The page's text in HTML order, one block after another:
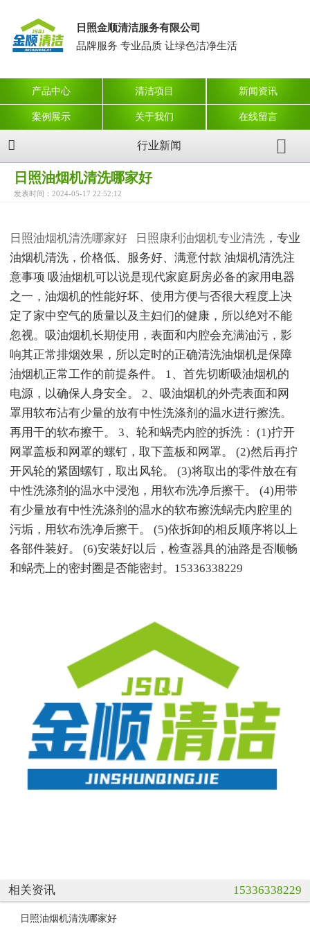
日照金顺清洁服务有限公司
品牌服务 专业品质 让绿色洁净生活
产品中心 清洁项目 新闻资讯
案例展示 关于我们 在线留言
行业新闻
日照油烟机清洗哪家好
发表时间：2024-05-17 22:52:12
日照油烟机清洗哪家好 日照康利油烟机专业清洗 ，专业
油烟机清洗，价格低、服务好、满意付款 油烟机清洗注
意事项 吸油烟机可以说是现代家庭厨房必备的家用电器
之一，油烟机的性能好坏、使用方便与否很大程度上决
定了家中空气的质量以及主妇们的健康，所以绝对不能
忽视。吸油烟机长期使用，表面和内腔会充满油污，影
响其正常排烟效果，所以定时的正确清洗油烟机是保障
油烟机正常工作的前提条件。 1、首先切断吸油烟机的
电源，以确保人身安全。 2、吸油烟机的外壳表面和网
罩用软布沾有少量的放有中性洗涤剂的温水进行擦洗。
再用干的软布擦干。 3、轮和蜗壳内腔的拆洗： (1)拧开
网罩盖板和网罩的螺钉，取下盖板和网罩。 (2)然后再拧
开风轮的紧固螺钉，取出风轮。 (3)将取出的零件放在有
中性洗涤剂的温水中浸泡，用软布洗净后擦干。 (4)用带
有少量放有中性洗涤剂的温水的软布擦洗蜗壳内腔里的
污垢，用软布洗净后擦干。 (5)依拆卸的相反顺序将以上
各部件装好。 (6)安装好以后，检查器具的油路是否顺畅
和蜗壳上的密封圈是否能密封。15336338229
相关资讯 15336338229
日照油烟机清洗哪家好